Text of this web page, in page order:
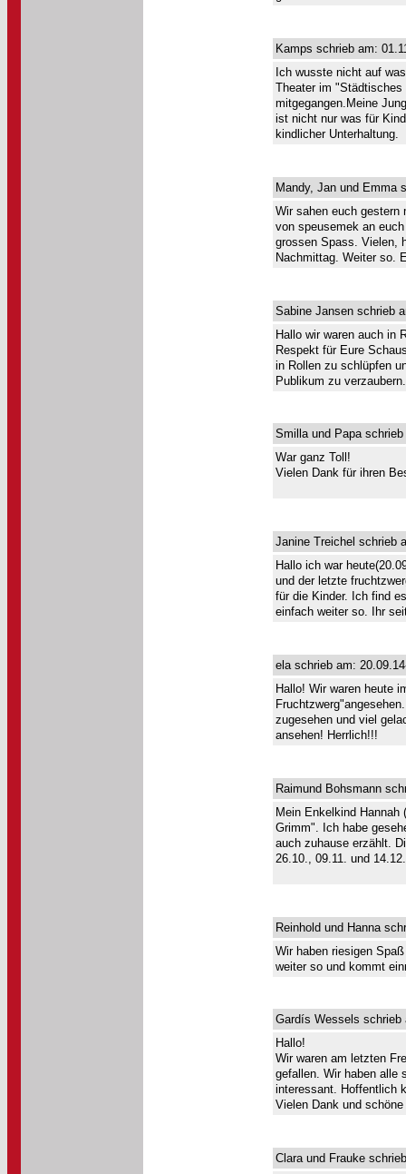
Kamps schrieb am:
Ich wusste nicht auf
Theater im "Städtisches
mitgegangen.Meine
ist nicht nur was für
kindlicher Unterhaltung.
Mandy, Jan und Emma
Wir sahen euch gestern
von speusemek an
grossen Spass. Vielen,
Nachmittag. Weiter so.
Sabine Jansen schrieb
Hallo wir waren auch in
Respekt für Eure
in Rollen zu schlüpfen
Publikum zu
Smilla und Papa
War ganz Toll!
Vielen Dank für ihren
Janine Treichel schrieb
Hallo ich war
und der letzte
für die Kinder. Ich find
einfach weiter so. Ihr
ela schrieb am:
Hallo! Wir waren heute
zugesehen und viel
ansehen! Herrlich!!!
Raimund Bohsmann
Mein Enkelkind Hannah
Grimm". Ich habe
auch zuhause erzählt.
26.10., 09.11. und
Reinhold und Hanna
Wir haben riesigen
weiter so und kommt
Gardís Wessels schrieb
Hallo!
Wir waren am letzten
gefallen. Wir haben alle
interessant. Hoffentlich
Vielen Dank und
Clara und Frauke